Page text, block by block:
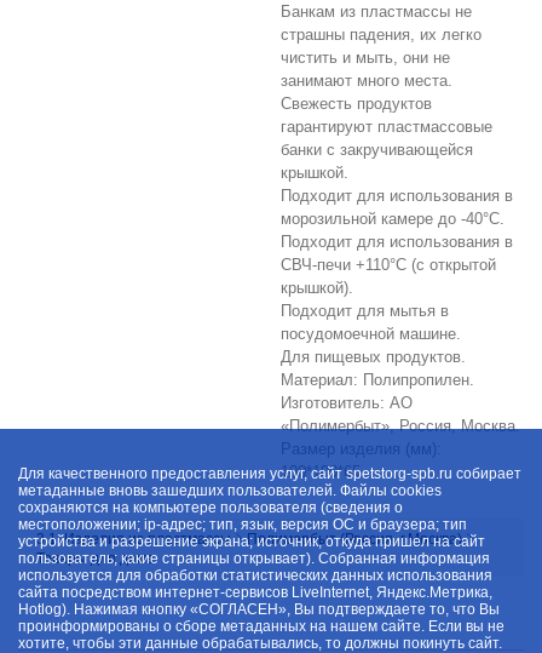
Банкам из пластмассы не
страшны падения, их легко
чистить и мыть, они не
занимают много места.
Свежесть продуктов
гарантируют пластмассовые
банки с закручивающейся
крышкой.
Подходит для использования в
морозильной камере до -40°C.
Подходит для использования в
СВЧ-печи +110°C (с открытой
крышкой).
Подходит для мытья в
посудомоечной машине.
Для пищевых продуктов.
Материал: Полипропилен.
Изготовитель: АО
«Полимербыт», Россия, Москва.
Размер изделия (мм):
100*100*65
3.1. Изделия из пластмассы
Полимербыт (Россия, г.Москва)
Товары для дома
Для качественного предоставления услуг, сайт spetstorg-spb.ru собирает
метаданные вновь зашедших пользователей. Файлы cookies
сохраняются на компьютере пользователя (сведения о
местоположении; ip-адрес; тип, язык, версия ОС и браузера; тип
устройства и разрешение экрана; источник, откуда пришел на сайт
пользователь; какие страницы открывает). Собранная информация
используется для обработки статистических данных использования
сайта посредством интернет-сервисов LiveInternet, Яндекс.Метрика,
Hotlog). Нажимая кнопку «СОГЛАСЕН», Вы подтверждаете то, что Вы
проинформированы о сборе метаданных на нашем сайте. Если вы не
хотите, чтобы эти данные обрабатывались, то должны покинуть сайт.